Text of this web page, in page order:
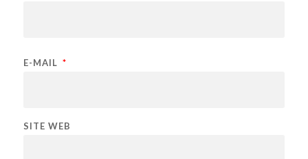
E-MAIL *
SITE WEB